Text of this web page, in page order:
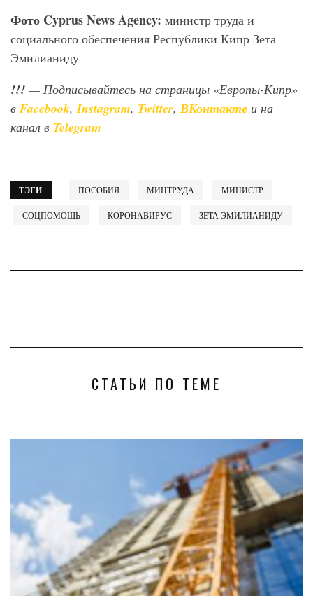
Фото CyprusNewsAgency: министр труда и
социального обеспечения Республики Кипр Зета
Эмилианиду
!!! — Подписывайтесь на страницы «Европы-Кипр»
вFacebook,Instagram, Twitter, ВКонтакте и на
канал в Telegram
ТЭГИ ПОСОБИЯ МИНТРУДА МИНИСТР
СОЦПОМОЩЬ КОРОНАВИРУС ЗЕТА ЭМИЛИАНИДУ
СТАТЬИ ПО ТЕМЕ